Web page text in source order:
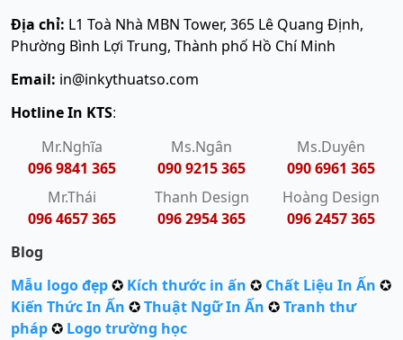
Địa chỉ: L1 Toà Nhà MBN Tower, 365 Lê Quang Định,
Phường Bình Lợi Trung, Thành phố Hồ Chí Minh
Email: in@inkythuatso.com
Hotline In KTS:
Mr.Nghĩa
096 9841 365
Ms.Ngân
090 9215 365
Ms.Duyên
090 6961 365
Mr.Thái
096 4657 365
Thanh Design
096 2954 365
Hoàng Design
096 2457 365
Blog
Mẫu logo đẹp✪ Kích thước in ấn ✪ Chất Liệu In Ấn ✪
Kiến Thức In Ấn ✪Thuật Ngữ In Ấn ✪Tranh thư
pháp✪ Logo trường học